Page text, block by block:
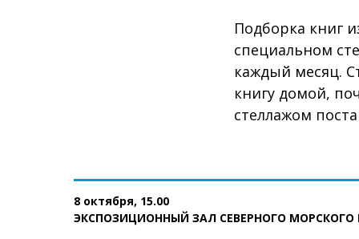
Подборка книг
специальном
каждый месяц.
книгу домой,
стеллажом
8 октября, 15.00
ЭКСПОЗИЦИОННЫЙ ЗАЛ СЕВЕРНОГО МОРСКОГО